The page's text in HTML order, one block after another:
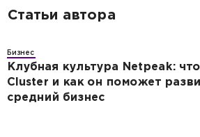
Статьи автора
Бизнес
Клубная культура Netpeak:
Cluster и как он поможет
средний бизнес